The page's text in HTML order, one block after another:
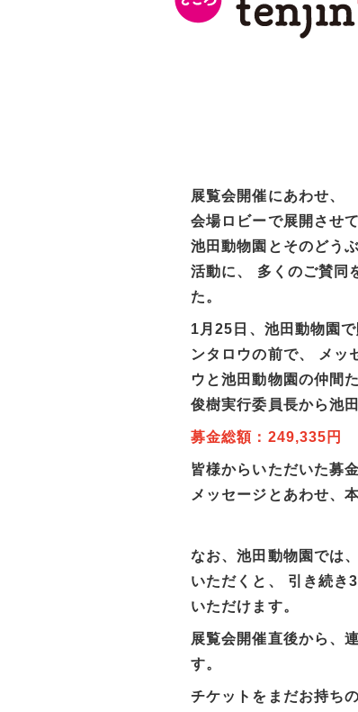
展覧会開催にあわせ、
会場ロビーで展開させ
池田動物園とそのどう
活動に、 多くのご賛同
た。
1月25日、池田動物園
ンタロウの前で、 メッ
ウと池田動物園の仲間
俊樹実行委員長から池
募金総額：249,335円
皆様からいただいた募
メッセージとあわせ、
なお、池田動物園では
いただくと、 引き続き
いただけます。
展覧会開催直後から、
す。
チケットをまだお持ち